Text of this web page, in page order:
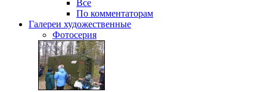
Все
По комментаторам
Галереи художественные
Фотосерия